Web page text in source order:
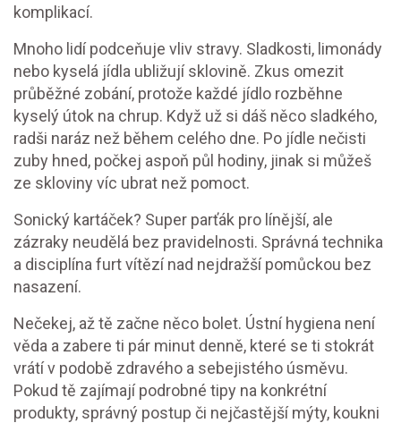
komplikací.
Mnoho lidí podceňuje vliv stravy. Sladkosti, limonády
nebo kyselá jídla ubližují sklovině. Zkus omezit
průběžné zobání, protože každé jídlo rozběhne
kyselý útok na chrup. Když už si dáš něco sladkého,
radši naráz než během celého dne. Po jídle nečisti
zuby hned, počkej aspoň půl hodiny, jinak si můžeš
ze skloviny víc ubrat než pomoct.
Sonický kartáček? Super parťák pro línější, ale
zázraky neudělá bez pravidelnosti. Správná technika
a disciplína furt vítězí nad nejdražší pomůckou bez
nasazení.
Nečekej, až tě začne něco bolet. Ústní hygiena není
věda a zabere ti pár minut denně, které se ti stokrát
vrátí v podobě zdravého a sebejistého úsměvu.
Pokud tě zajímají podrobné tipy na konkrétní
produkty, správný postup či nejčastější mýty, koukni